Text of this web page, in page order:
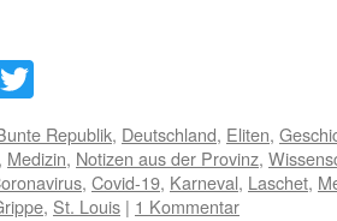
Republik, Deutschland, Eliten,
, Medizin, Notizen aus der Provinz,
, Covid-19, Karneval, Laschet,
, St. Louis | 1 Kommentar